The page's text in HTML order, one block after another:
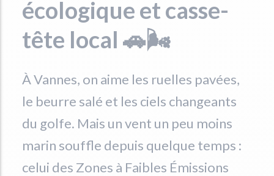
écologique et casse-
tête local 🚗🌬️
À Vannes, on aime les ruelles pavées,
le beurre salé et les ciels changeants
du golfe. Mais un vent un peu moins
marin souffle depuis quelque temps :
celui des Zones à Faibles Émissions